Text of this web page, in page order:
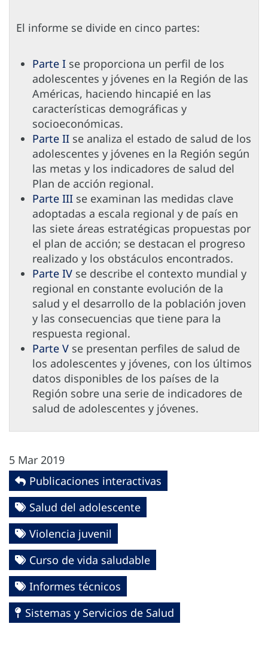
El informe se divide en cinco partes:
Parte I se proporciona un perfil de los
adolescentes y jóvenes en la Región de las
Américas, haciendo hincapié en las
características demográficas y
socioeconómicas.
Parte II se analiza el estado de salud de los
adolescentes y jóvenes en la Región según
las metas y los indicadores de salud del
Plan de acción regional.
Parte III se examinan las medidas clave
adoptadas a escala regional y de país en
las siete áreas estratégicas propuestas por
el plan de acción; se destacan el progreso
realizado y los obstáculos encontrados.
Parte IV se describe el contexto mundial y
regional en constante evolución de la
salud y el desarrollo de la población joven
y las consecuencias que tiene para la
respuesta regional.
Parte V se presentan perfiles de salud de
los adolescentes y jóvenes, con los últimos
datos disponibles de los países de la
Región sobre una serie de indicadores de
salud de adolescentes y jóvenes.
5 Mar 2019
Publicaciones interactivas
Salud del adolescente
Violencia juvenil
Curso de vida saludable
Informes técnicos
Sistemas y Servicios de Salud